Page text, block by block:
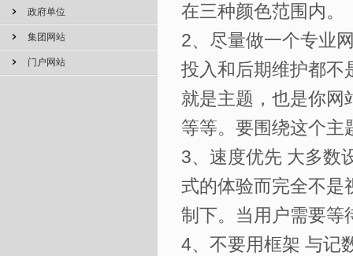
政府单位
集团网站
门户网站
在三种颜色范围内。
2、尽量做一个专业
投入和后期维护都不
就是主题，也是你网
等等。要围绕这个主
3、速度优先 大多数
式的体验而完全不是
制下。当用户需要等
4、不要用框架 与记